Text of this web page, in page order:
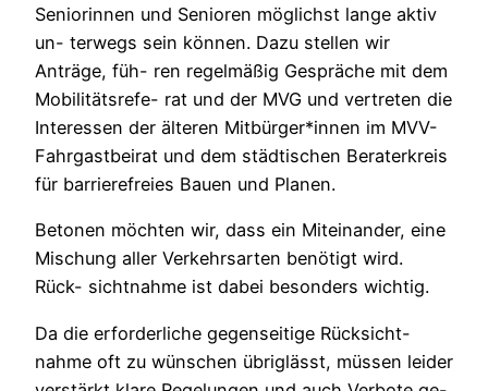
Seniorinnen und Senioren möglichst lange aktiv
un- terwegs sein können. Dazu stellen wir
Anträge, füh- ren regelmäßig Gespräche mit dem
Mobilitätsrefe- rat und der MVG und vertreten die
Interessen der älteren Mitbürger*innen im MVV-
Fahrgastbeirat und dem städtischen Beraterkreis
für barrierefreies Bauen und Planen.
Betonen möchten wir, dass ein Miteinander, eine
Mischung aller Verkehrsarten benötigt wird.
Rück- sichtnahme ist dabei besonders wichtig.
Da die erforderliche gegenseitige Rücksicht-
nahme oft zu wünschen übriglässt, müssen leider